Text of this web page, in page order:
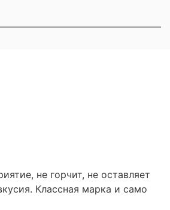
не горчит, не оставляет
Классная марка и само